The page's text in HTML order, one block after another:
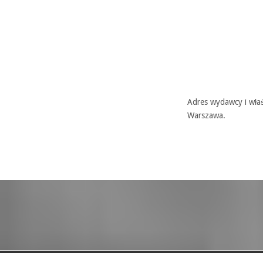
Adres wydawcy i
Warszawa.